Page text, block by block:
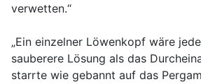
verwetten.“
„Ein einzelner Löwenkopf wäre
sauberere Lösung als das
starrte wie gebannt auf das